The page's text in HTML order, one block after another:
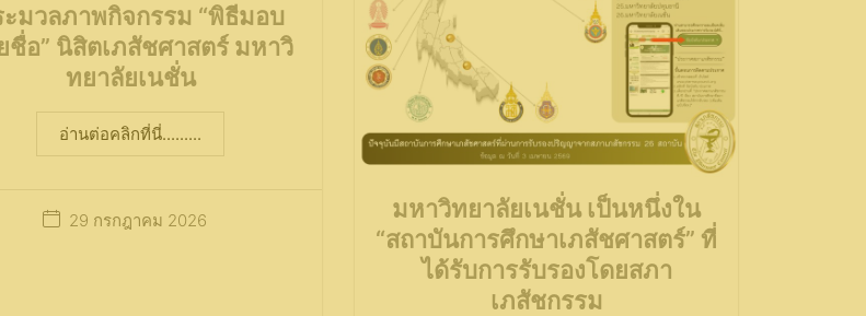
ะมวลภาพกิจกรรม “พิธีมอบ
ชื่อ” นิสิตเภสัชศาสตร์ มหาวิ
ทยาลัยเนชั่น
29 กรกฎาคม 2026
อ่านต่อคลิกที่นี่.........
มหาวิทยาลัยเนชั่น เป็นหนึ่งใน
“สถาบันการศึกษาเภสัชศาสตร์” ที่
ได้รับการรับรองโดยสภา
เภสัชกรรม